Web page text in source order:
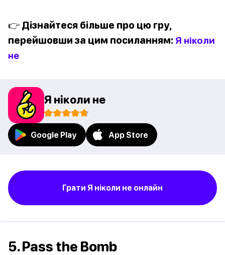
👉 Дізнайтеся більше про цю гру,
перейшовши за цим посиланням: Я ніколи
не
Я ніколи не
Google Play App Store
Грати Я ніколи не онлайн
5. Pass the Bomb